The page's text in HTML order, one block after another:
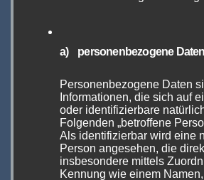
kennen, eigentlich entstanden?
Zunächst waren da die
kleinen nicht nachladbaren
bisschen eingeschweißter
einem den Weg „weg von der
ebnen sollten. Dann kamen
und bauten aus ein bisschen
a) personenbezogene Daten
Personenbezogene Daten
Informationen, die sich auf
oder identifizierbare
Folgenden „betroffene
Als identifizierbar wird eine
Person angesehen, die
insbesondere mittels
Kennung wie einem